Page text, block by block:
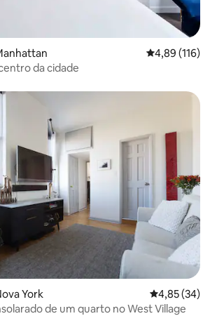
4,89 de uma
4,89 (116)
da cidade
York 4,85 de uma
4,85 (34)
de um quarto no West Village